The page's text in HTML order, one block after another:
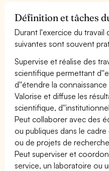
Définition et tâches
Durant l'exercice du travail
suivantes sont souvent
Supervise et réalise des
scientifique permettant
d''étendre la
Valorise et diffuse les
scientifique,
Peut collaborer avec des
ou publiques dans le
ou de projets de
Peut superviser et
service, un laboratoire ou